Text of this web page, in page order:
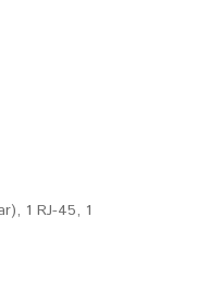
1 RJ-45, 1